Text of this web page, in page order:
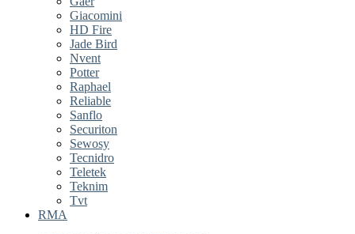
Giacomini
HD Fire
Jade Bird
Nvent
Potter
Raphael
Reliable
Sanflo
Securiton
Sewosy
Tecnidro
Teletek
Teknim
Tvt
RMA